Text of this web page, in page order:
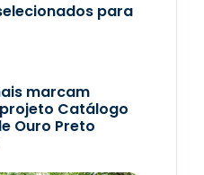
para
marcam
Catálogo
Ouro Preto
jornada